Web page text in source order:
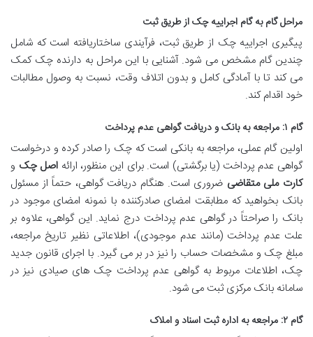
مراحل گام به گام اجراییه چک از طریق ثبت
پیگیری اجراییه چک از طریق ثبت، فرآیندی ساختاریافته است که شامل
چندین گام مشخص می شود. آشنایی با این مراحل به دارنده چک کمک
می کند تا با آمادگی کامل و بدون اتلاف وقت، نسبت به وصول مطالبات
خود اقدام کند.
گام ۱: مراجعه به بانک و دریافت گواهی عدم پرداخت
اولین گام عملی، مراجعه به بانکی است که چک را صادر کرده و درخواست
گواهی عدم پرداخت (یا برگشتی) است. برای این منظور، ارائه اصل چک و
کارت ملی متقاضی ضروری است. هنگام دریافت گواهی، حتماً از مسئول
بانک بخواهید که مطابقت امضای صادرکننده با نمونه امضای موجود در
بانک را صراحتاً در گواهی عدم پرداخت درج نماید. این گواهی، علاوه بر
علت عدم پرداخت (مانند عدم موجودی)، اطلاعاتی نظیر تاریخ مراجعه،
مبلغ چک و مشخصات حساب را نیز در بر می گیرد. با اجرای قانون جدید
چک، اطلاعات مربوط به گواهی عدم پرداخت چک های صیادی نیز در
سامانه بانک مرکزی ثبت می شود.
گام ۲: مراجعه به اداره ثبت اسناد و املاک